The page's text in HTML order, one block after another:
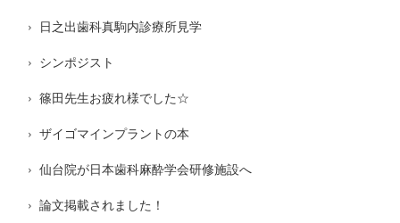
日之出歯科真駒内診療所見学
シンポジスト
篠田先生お疲れ様でした☆
ザイゴマインプラントの本
仙台院が日本歯科麻酔学会研修施設へ
論文掲載されました！